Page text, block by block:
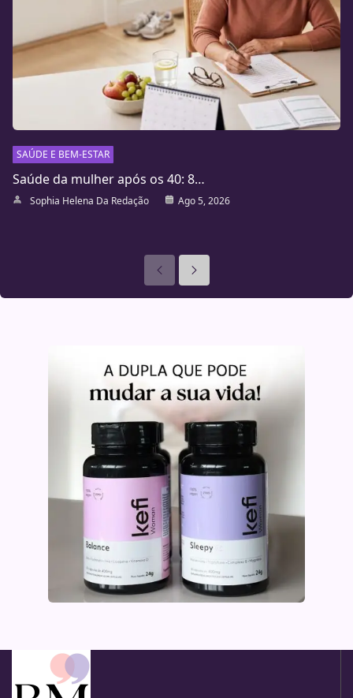
SAÚDE E BEM-ESTAR
Saúde da mulher após os 40: 8…
Sophia Helena Da Redação Ago 5, 2026
AnterioresSeguinte